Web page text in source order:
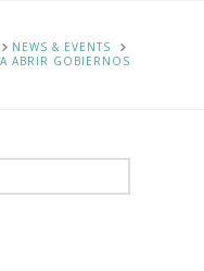
NEWS & EVENTS
ABRIR GOBIERNOS